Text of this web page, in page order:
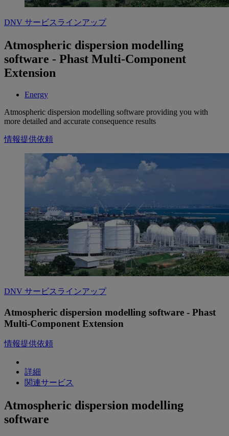
DNV サービスラインアップ
Atmospheric dispersion modelling
software - Phast Multi-Component
Extension
Energy
Atmospheric dispersion modelling software providing you with
more detailed and accurate consequence results
情報提供依頼
DNV サービスラインアップ
Atmospheric dispersion modelling software - Phast
Multi-Component Extension
情報提供依頼
詳細
関連サービス
Atmospheric dispersion modelling
software